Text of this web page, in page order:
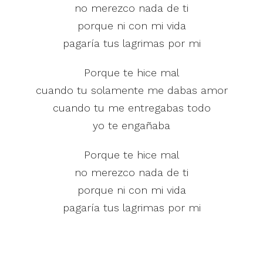
no merezco nada de ti
porque ni con mi vida
pagaría tus lagrimas por mi
Porque te hice mal
cuando tu solamente me dabas amor
cuando tu me entregabas todo
yo te engañaba
Porque te hice mal
no merezco nada de ti
porque ni con mi vida
pagaría tus lagrimas por mi